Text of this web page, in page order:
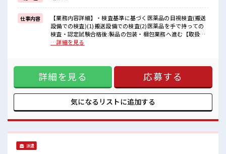
イチからスキルUP・ステップUP目指していきましょう！
≪自分に向いている仕事が探せる≫
困った事などがあれば、
担当がしっかりサポートします！
もちろん男性の応募もOKですよ！
20代が多数活躍中！
社会人経験が浅くてもOK！
ここから経験積んでいきましょ！
仕事内容
【業務内容詳細】・検査基準に基づく医薬品の目視検査(搬送
設備での検査)(1)搬送設備での検査(2)医薬品を手で持っての
検査・認定試験合格後:製品の包装・梱包業務へ進む【取扱製
品情報】患者さんに打つ点滴 ■お仕事PR ≪残業基本なし≫ 自
躍できる職場≫ もちろん男性の応募も歓迎です！ ≪ラクラク
制服アリ≫ 制服があるので、 毎日の服装の悩み解消♪ ≪未経
験OKの仕事≫ 新しいことにチャレンジするのは不安だけど、
しっかり働く環境が整っています！ イチからスキルUP・ステ
ップUP目指していきましょう！ ≪自分に向いている仕事が探
せる≫ 困った事などがあれば、 担当がしっかりサポートしま
れる職場です！ もちろん男性の応募もOKですよ！ 20代が多
数活躍中！ 社会人経験が浅くてもOK！ ここから経験積んで
…詳細を見る
詳細を見る 応募する
気になるリストに追加する
派遣